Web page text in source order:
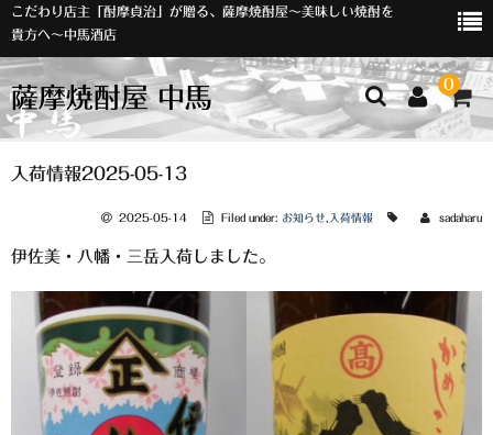
こだわり店主「酎摩貞治」が贈る、薩摩焼酎屋～美味しい焼酎を
貴方へ～中馬酒店
薩摩焼酎屋 中馬 0
ホーム
入荷情報
イベント
オリジナルラベル
店主おすすめ
入荷情報2025-05-13
2025-05-14 Filed under: お知らせ 入荷情報 sadaharu
伊佐美・八幡・三岳入荷しました。